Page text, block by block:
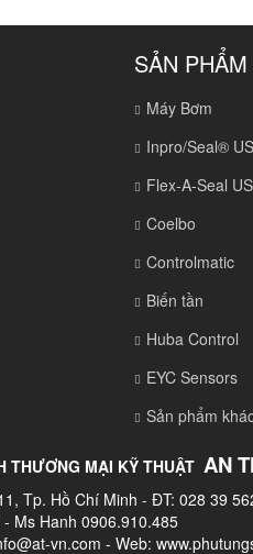
SẢN PHẨM
Máy Bơm
Inpro/Seal®
Flex-A-Seal
Coelbo
Controlmatic
Biến tần
Huba Control
EYC Sensors
Sản phẩm
THƯƠNG MẠI KỸ THUẬT AN
Tp. Hồ Chí Minh - ĐT: 028 39
Ms Hanh 0906.910.485
vn.com - Web: